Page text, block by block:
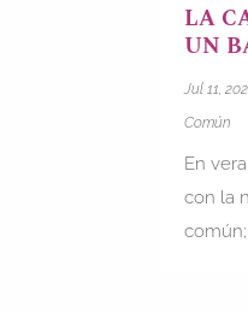
LA
UN
Jul 11,
Común
En
con la